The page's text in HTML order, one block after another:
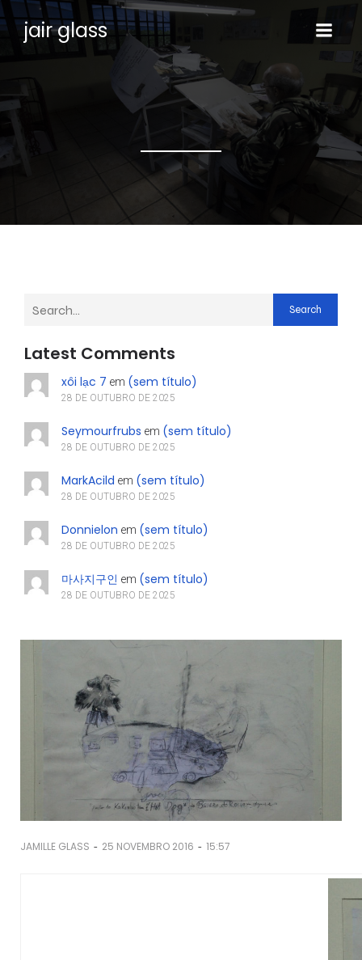
jair glass
Search
Latest Comments
xôi lạc 7 em (sem título)
28 DE OUTUBRO DE 2025
Seymourfrubs em (sem título)
28 DE OUTUBRO DE 2025
MarkAcild em (sem título)
28 DE OUTUBRO DE 2025
Donnielon em (sem título)
28 DE OUTUBRO DE 2025
마사지구인 em (sem título)
28 DE OUTUBRO DE 2025
JAMILLE GLASS - 25 NOVEMBRO 2016 - 15:57